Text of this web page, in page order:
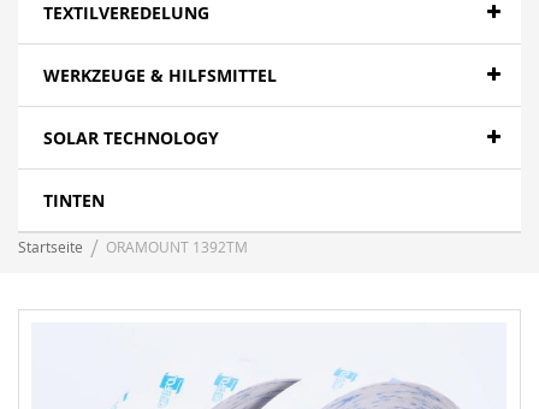
TEXTILVEREDELUNG
WERKZEUGE & HILFSMITTEL
SOLAR TECHNOLOGY
TINTEN
Startseite ORAMOUNT 1392TM